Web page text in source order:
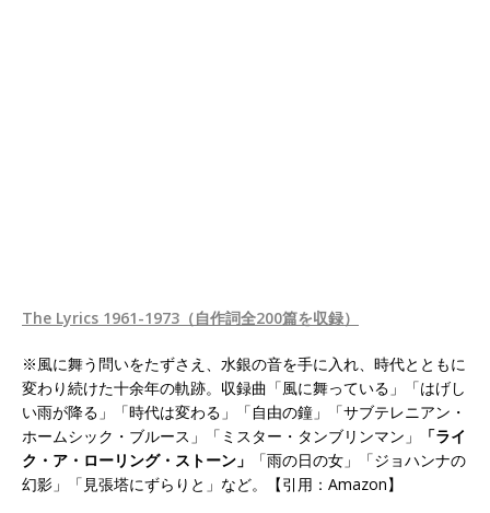
The Lyrics 1961-1973（自作詞全200篇を収録）
※風に舞う問いをたずさえ、水銀の音を手に入れ、時代とともに
変わり続けた十余年の軌跡。収録曲「風に舞っている」「はげし
い雨が降る」「時代は変わる」「自由の鐘」「サブテレニアン・
ホームシック・ブルース」「ミスター・タンブリンマン」
「ライ
ク・ア・ローリング・ストーン」
「雨の日の女」「ジョハンナの
幻影」「見張塔にずらりと」など。【引用：Amazon】